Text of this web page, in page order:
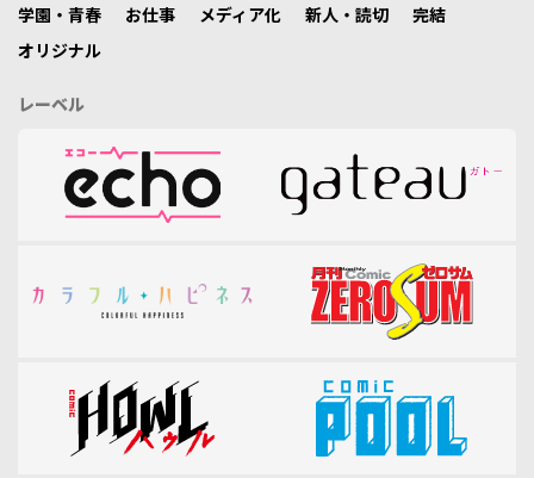
学園・青春
お仕事 メディア化 新人・読切
完結
オリジナル
レーベル